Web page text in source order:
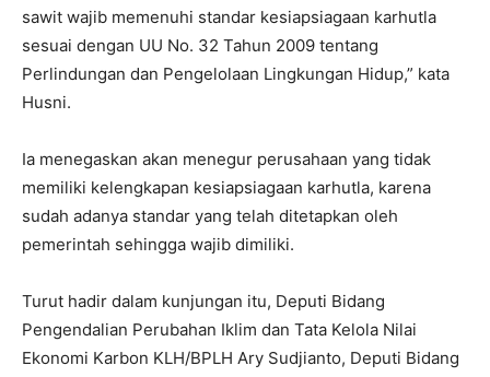
sawit wajib memenuhi standar kesiapsiagaan karhutla
sesuai dengan UU No. 32 Tahun 2009 tentang
Perlindungan dan Pengelolaan Lingkungan Hidup,” kata
Husni.
Ia menegaskan akan menegur perusahaan yang tidak
memiliki kelengkapan kesiapsiagaan karhutla, karena
sudah adanya standar yang telah ditetapkan oleh
pemerintah sehingga wajib dimiliki.
Turut hadir dalam kunjungan itu, Deputi Bidang
Pengendalian Perubahan Iklim dan Tata Kelola Nilai
Ekonomi Karbon KLH/BPLH Ary Sudjianto, Deputi Bidang